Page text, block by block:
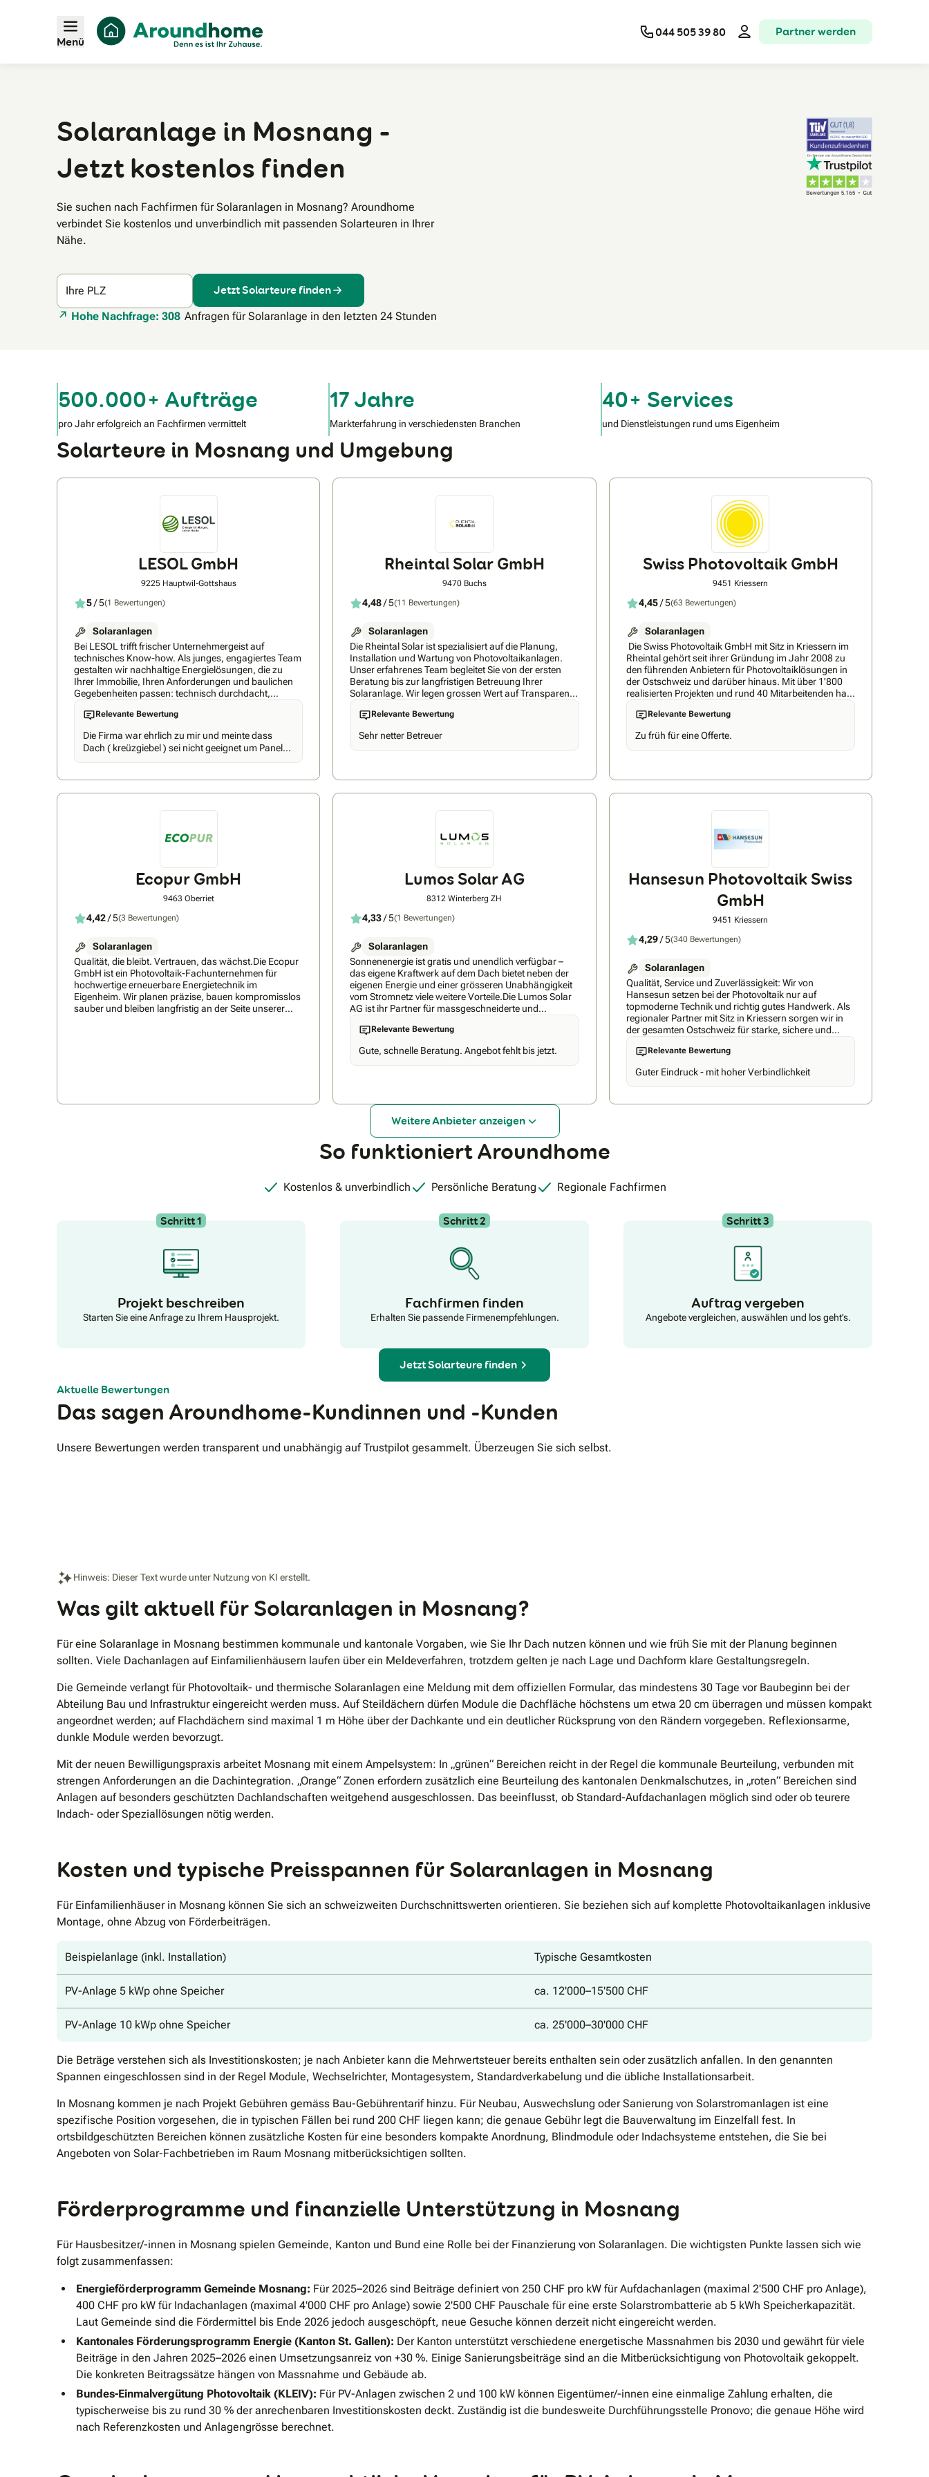
Menü
044 505 39 80 Partner werden
Solaranlage in Mosnang -
Jetzt kostenlos finden
Sie suchen nach Fachfirmen für Solaranlagen in Mosnang? Aroundhome
verbindet Sie kostenlos und unverbindlich mit passenden Solarteuren in Ihrer
Nähe.
Ihre PLZ Jetzt Solarteure finden
Hohe Nachfrage: 308 Anfragen für Solaranlage in den letzten 24 Stunden
500.000+ Aufträge
pro Jahr erfolgreich an Fachfirmen vermittelt
17 Jahre
Markterfahrung in verschiedensten Branchen
40+ Services
und Dienstleistungen rund ums Eigenheim
Solarteure in Mosnang und Umgebung
LESOL GmbH
9225 Hauptwil-Gottshaus
5/ 5(1 Bewertungen)
Solaranlagen
Bei LESOL trifft frischer Unternehmergeist auf
technisches Know-how. Als junges, engagiertes Team
gestalten wir nachhaltige Energielösungen, die zu
Ihrer Immobilie, Ihren Anforderungen und baulichen
Gegebenheiten passen: technisch durchdacht,
wirtschaftlich sinnvoll und langfristig zuverlässig. Von
der ersten Beratung bis zur Inbetriebnahme begleiten
Montage, Förderantrag und Elektroarbeiten.
Relevante Bewertung
Die Firma war ehrlich zu mir und meinte dass
Dach ( kreüzgiebel ) sei nicht geeignet um Panels
Rheintal Solar GmbH
9470 Buchs
4,48/ 5(11 Bewertungen)
Solaranlagen
Die Rheintal Solar ist spezialisiert auf die Planung,
Installation und Wartung von Photovoltaikanlagen.
Unser erfahrenes Team begleitet Sie von der ersten
Beratung bis zur langfristigen Betreuung Ihrer
Solaranlage. Wir legen grossen Wert auf Transparenz
und bieten Ihnen klare, verständliche Angebote ohne
versteckte Kosten. Mit einer maximalen Wartezeit von
Inbetriebnahme Ihrer Anlage. Unsere Kunden
schätzen unsere Flexibilität und Professionalität, was
Relevante Bewertung
Sehr netter Betreuer
Swiss Photovoltaik GmbH
9451 Kriessern
4,45/ 5(63 Bewertungen)
Solaranlagen
Die Swiss Photovoltaik GmbH mit Sitz in Kriessern im
Rheintal gehört seit ihrer Gründung im Jahr 2008 zu
den führenden Anbietern für Photovoltaiklösungen in
der Ostschweiz und darüber hinaus. Mit über 1'800
realisierten Projekten und rund 40 Mitarbeitenden hat
sich das Unternehmen als feste Grösse in der
Schweizer Energiebranche etabliert. Als
Photovoltaikanlagen schafft das Unternehmen einen
sorglosen Zugang zu erneuerbaren Energien für seine
nachhaltige und wirtschaftliche Energielösungen
Relevante Bewertung
Zu früh für eine Offerte.
Ecopur GmbH
9463 Oberriet
4,42/ 5(3 Bewertungen)
Solaranlagen
Qualität, die bleibt. Vertrauen, das wächst.Die Ecopur
GmbH ist ein Photovoltaik-Fachunternehmen für
hochwertige erneuerbare Energietechnik im
Eigenheim. Wir planen präzise, bauen kompromisslos
sauber und bleiben langfristig an der Seite unserer
Photovoltaikanlagen für Eigenheime und setzen auf
Lumos Solar AG
8312 Winterberg ZH
4,33/ 5(1 Bewertungen)
Solaranlagen
Sonnenenergie ist gratis und unendlich verfügbar –
das eigene Kraftwerk auf dem Dach bietet neben der
eigenen Energie und einer grösseren Unabhängigkeit
vom Stromnetz viele weitere Vorteile.Die Lumos Solar
AG ist ihr Partner für massgeschneiderte und
schlüsselfertige Lösungen rund um Solaranlagen für
Wohn- und Geschäftshäuser.Als junges, engagiertes
Photovoltaik-Anlagen– Batteriespeicher– E-Mobilität–
Eigenverbrauchslösungen– Zusammenschluss zum
Erfahrung umfassendes Wissen rund um die
individuellen Lösung profitieren Sie von einer
persönlichen und fundierten Beratung und einer
professionellen Umsetzung, von der Planung bis zur
Montage und Inbetriebnahme aus einer Hand –
sind wir für Sie da.
Relevante Bewertung
Gute, schnelle Beratung. Angebot fehlt bis jetzt.
Hansesun Photovoltaik Swiss
GmbH
9451 Kriessern
4,29/ 5(340 Bewertungen)
Solaranlagen
Qualität, Service und Zuverlässigkeit: Wir von
Hansesun setzen bei der Photovoltaik nur auf
topmoderne Technik und richtig gutes Handwerk. Als
regionaler Partner mit Sitz in Kriessern sorgen wir in
der gesamten Ostschweiz für starke, sichere und
langlebige PV-Anlagen, Stromspeicher, Steuerungen
und E‑Auto-Ladestationen. Weil Solarenergie
wir die volle Kraft der Sonne aus. Wir planen,
montieren, installieren, servicieren und wickeln alle
Relevante Bewertung
Guter Eindruck - mit hoher Verbindlichkeit
Weitere Anbieter anzeigen
So funktioniert Aroundhome
Kostenlos & unverbindlich Persönliche Beratung Regionale Fachfirmen
Schritt 1
Projekt beschreiben
Starten Sie eine Anfrage zu Ihrem Hausprojekt.
Schritt 2
Fachfirmen finden
Erhalten Sie passende Firmenempfehlungen.
Schritt 3
Auftrag vergeben
Angebote vergleichen, auswählen und los geht’s.
Jetzt Solarteure finden
Aktuelle Bewertungen
Das sagen Aroundhome-Kundinnen und -Kunden
Unsere Bewertungen werden transparent und unabhängig auf Trustpilot gesammelt. Überzeugen Sie sich selbst.
Hinweis: Dieser Text wurde unter Nutzung von KI erstellt.
Was gilt aktuell für Solaranlagen in Mosnang?
Für eine Solaranlage in Mosnang bestimmen kommunale und kantonale Vorgaben, wie Sie Ihr Dach nutzen können und wie früh Sie mit der Planung beginnen
sollten. Viele Dachanlagen auf Einfamilienhäusern laufen über ein Meldeverfahren, trotzdem gelten je nach Lage und Dachform klare Gestaltungsregeln.
Die Gemeinde verlangt für Photovoltaik- und thermische Solaranlagen eine Meldung mit dem offiziellen Formular, das mindestens 30 Tage vor Baubeginn bei der
Abteilung Bau und Infrastruktur eingereicht werden muss. Auf Steildächern dürfen Module die Dachfläche höchstens um etwa 20 cm überragen und müssen kompakt
angeordnet werden; auf Flachdächern sind maximal 1 m Höhe über der Dachkante und ein deutlicher Rücksprung von den Rändern vorgegeben. Reflexionsarme,
dunkle Module werden bevorzugt.
Mit der neuen Bewilligungspraxis arbeitet Mosnang mit einem Ampelsystem: In „grünen“ Bereichen reicht in der Regel die kommunale Beurteilung, verbunden mit
strengen Anforderungen an die Dachintegration. „Orange“ Zonen erfordern zusätzlich eine Beurteilung des kantonalen Denkmalschutzes, in „roten“ Bereichen sind
Anlagen auf besonders geschützten Dachlandschaften weitgehend ausgeschlossen. Das beeinflusst, ob Standard-Aufdachanlagen möglich sind oder ob teurere
Indach- oder Speziallösungen nötig werden.
Kosten und typische Preisspannen für Solaranlagen in Mosnang
Für Einfamilienhäuser in Mosnang können Sie sich an schweizweiten Durchschnittswerten orientieren. Sie beziehen sich auf komplette Photovoltaikanlagen inklusive
Montage, ohne Abzug von Förderbeiträgen.
Beispielanlage (inkl. Installation) Typische Gesamtkosten
PV-Anlage 5 kWp ohne Speicher ca. 12'000–15'500 CHF
PV-Anlage 10 kWp ohne Speicher ca. 25'000–30'000 CHF
Die Beträge verstehen sich als Investitionskosten; je nach Anbieter kann die Mehrwertsteuer bereits enthalten sein oder zusätzlich anfallen. In den genannten
Spannen eingeschlossen sind in der Regel Module, Wechselrichter, Montagesystem, Standardverkabelung und die übliche Installationsarbeit.
In Mosnang kommen je nach Projekt Gebühren gemäss Bau-Gebührentarif hinzu. Für Neubau, Auswechslung oder Sanierung von Solarstromanlagen ist eine
spezifische Position vorgesehen, die in typischen Fällen bei rund 200 CHF liegen kann; die genaue Gebühr legt die Bauverwaltung im Einzelfall fest. In
ortsbildgeschützten Bereichen können zusätzliche Kosten für eine besonders kompakte Anordnung, Blindmodule oder Indachsysteme entstehen, die Sie bei
Angeboten von Solar-Fachbetrieben im Raum Mosnang mitberücksichtigen sollten.
Förderprogramme und finanzielle Unterstützung in Mosnang
Für Hausbesitzer/-innen in Mosnang spielen Gemeinde, Kanton und Bund eine Rolle bei der Finanzierung von Solaranlagen. Die wichtigsten Punkte lassen sich wie
folgt zusammenfassen:
Energieförderprogramm Gemeinde Mosnang: Für 2025–2026 sind Beiträge definiert von 250 CHF pro kW für Aufdachanlagen (maximal 2'500 CHF pro Anlage),
400 CHF pro kW für Indachanlagen (maximal 4'000 CHF pro Anlage) sowie 2'500 CHF Pauschale für eine erste Solarstrombatterie ab 5 kWh Speicherkapazität.
Laut Gemeinde sind die Fördermittel bis Ende 2026 jedoch ausgeschöpft, neue Gesuche können derzeit nicht eingereicht werden.
Kantonales Förderungsprogramm Energie (Kanton St. Gallen): Der Kanton unterstützt verschiedene energetische Massnahmen bis 2030 und gewährt für viele
Beiträge in den Jahren 2025–2026 einen Umsetzungsanreiz von +30 %. Einige Sanierungsbeiträge sind an die Mitberücksichtigung von Photovoltaik gekoppelt.
Die konkreten Beitragssätze hängen von Massnahme und Gebäude ab.
Bundes-Einmalvergütung Photovoltaik (KLEIV): Für PV-Anlagen zwischen 2 und 100 kW können Eigentümer/-innen eine einmalige Zahlung erhalten, die
typischerweise bis zu rund 30 % der anrechenbaren Investitionskosten deckt. Zuständig ist die bundesweite Durchführungsstelle Pronovo; die genaue Höhe wird
nach Referenzkosten und Anlagengrösse berechnet.